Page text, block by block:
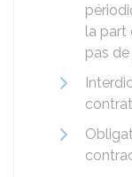
la part
pas